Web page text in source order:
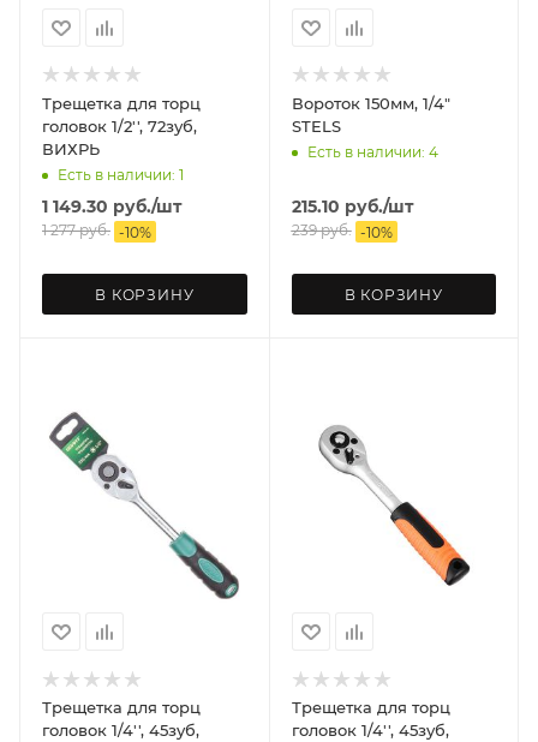
Трещетка для торц
головок 1/2'', 72зуб,
ВИХРЬ
Есть в наличии: 1
1 149.30 руб./шт
1 277руб. -10%
В КОРЗИНУ
Вороток 150мм, 1/4"
STELS
Есть в наличии: 4
215.10 руб./шт
239руб. -10%
В КОРЗИНУ
Трещетка для торц
головок 1/4'', 45зуб,
Трещетка для торц
головок 1/4'', 45зуб,